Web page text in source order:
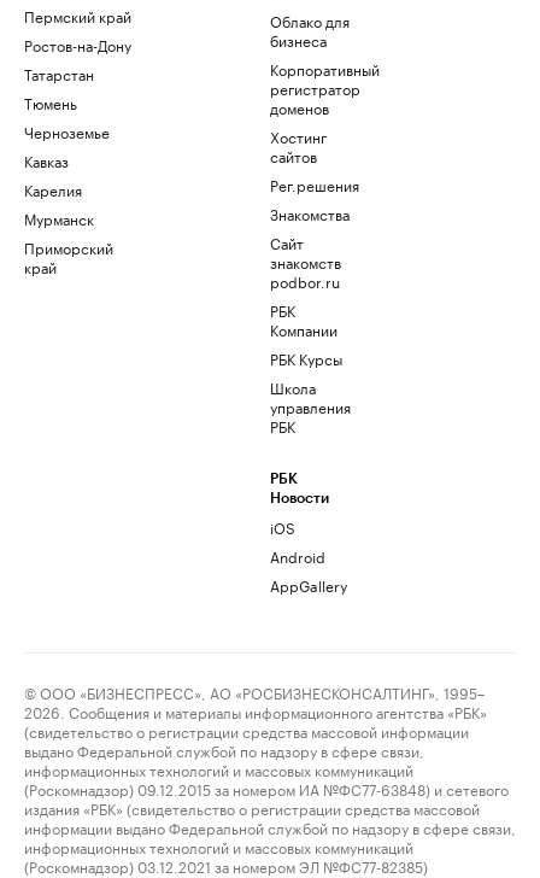
Пермский край
Ростов-на-Дону
Татарстан
Тюмень
Черноземье
Кавказ
Карелия
Мурманск
Приморский
край
Облако для
бизнеса
Корпоративный
регистратор
доменов
Хостинг
сайтов
Рег.решения
Знакомства
Сайт
знакомств
podbor.ru
РБК
Компании
РБК Курсы
Школа
управления
РБК
РБК
Новости
iOS
Android
AppGallery
© ООО «БИЗНЕСПРЕСС», АО «РОСБИЗНЕСКОНСАЛТИНГ», 1995–
2026. Сообщения и материалы информационного агентства «РБК»
(свидетельство о регистрации средства массовой информации
выдано Федеральной службой по надзору в сфере связи,
информационных технологий и массовых коммуникаций
(Роскомнадзор) 09.12.2015 за номером ИА №ФС77-63848) и сетевого
издания «РБК» (свидетельство о регистрации средства массовой
информации выдано Федеральной службой по надзору в сфере связи,
информационных технологий и массовых коммуникаций
(Роскомнадзор) 03.12.2021 за номером ЭЛ №ФС77-82385)